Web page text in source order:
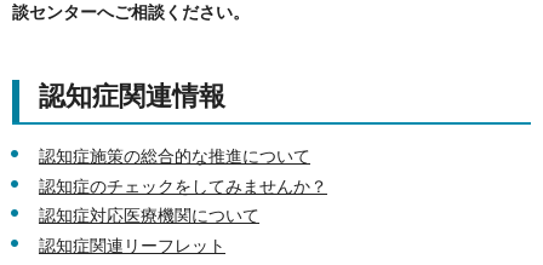
談センターへご相談ください。
認知症関連情報
認知症施策の総合的な推進について
認知症のチェックをしてみませんか？
認知症対応医療機関について
認知症関連リーフレット